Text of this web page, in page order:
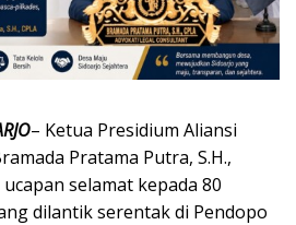
– Ketua Presidium Aliansi
Pratama Putra, S.H.,
selamat kepada 80
dilantik serentak di Pendopo